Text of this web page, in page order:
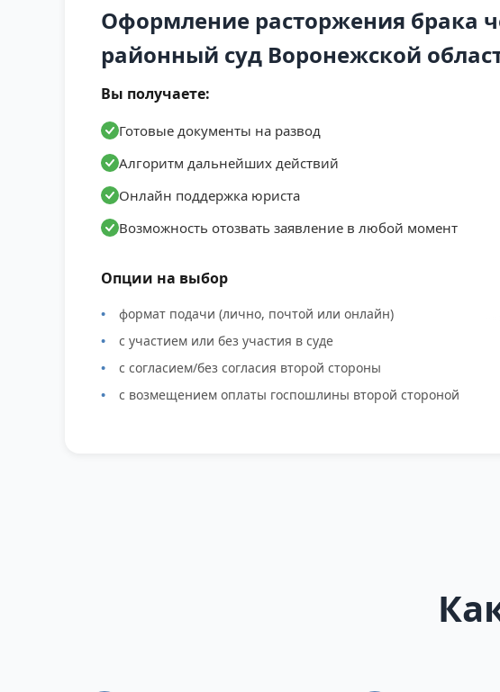
Оформление расторжения брака
районный суд Воронежской
Вы получаете:
Готовые документы на развод
Алгоритм дальнейших действий
Онлайн поддержка юриста
Возможность отозвать заявление в любой момент
Опции на выбор
формат подачи (лично, почтой или онлайн)
с участием или без участия в суде
с согласием/без согласия второй стороны
с возмещением оплаты госпошлины второй стороной